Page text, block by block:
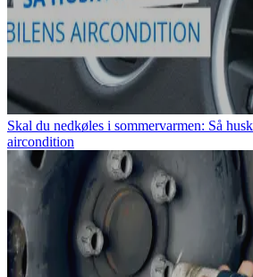
Skal du nedkøles i sommervarmen: Så
aircondition